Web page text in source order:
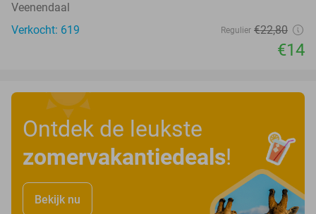
Veenendaal
Verkocht: 619
Regulier €22,80
€14
Ontdek de leukste
zomervakantiedeals!
Bekijk nu